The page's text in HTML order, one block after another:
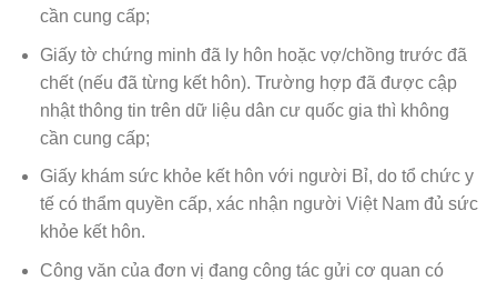
cần cung cấp;
Giấy tờ chứng minh đã ly hôn hoặc vợ/chồng trước đã
chết (nếu đã từng kết hôn). Trường hợp đã được cập
nhật thông tin trên dữ liệu dân cư quốc gia thì không
cần cung cấp;
Giấy khám sức khỏe kết hôn với người Bỉ, do tổ chức y
tế có thẩm quyền cấp, xác nhận người Việt Nam đủ sức
khỏe kết hôn.
Công văn của đơn vị đang công tác gửi cơ quan có